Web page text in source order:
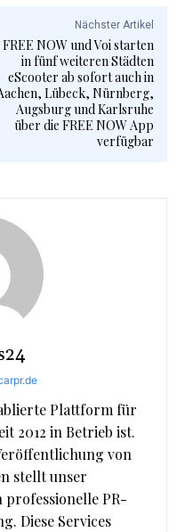
Nächster Artikel
FREE NOW und Voi starten
in fünf weiteren Städten
eScooter ab sofort auch in
Lübeck, Nürnberg,
Augsburg und Karlsruhe
über die FREE NOW App
verfügbar
Plattform für
2012 in Betrieb ist.
von
stellt unser
PR-
Diese Services